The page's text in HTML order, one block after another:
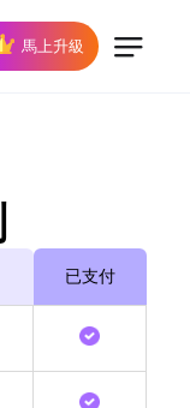
馬上升級
已支付